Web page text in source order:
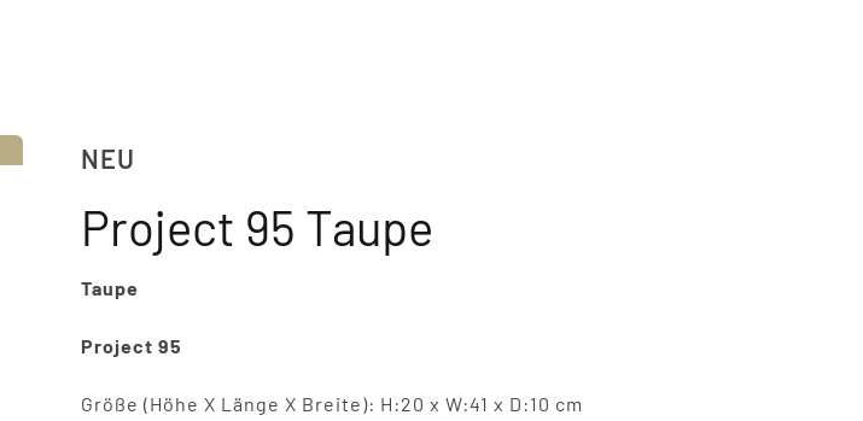
NEU
Project 95 Taupe
Taupe
Project 95
Größe (Höhe X Länge X Breite): H:20 x W:41 x D:10 cm